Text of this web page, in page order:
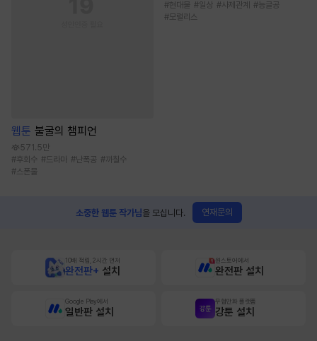
웹툰 불굴의 챔피언
571.5만
#후회수 #드라마 #난폭공 #까칠수
#스폰물
#현대물 #일상 #사제관계 #능글공
#모럴리스
소중한 웹툰 작가님을 모십니다. 연재문의
10배 적립, 2시간 먼저
완전판+ 설치
원스토어에서
완전판 설치
Google Play에서
일반판 설치
무협만화 플랫폼
강툰 설치